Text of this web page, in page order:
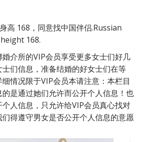
高 168，同意找中国伴侣.Russian
168.
介所的VIP会员享受更多女士们好几
们信息，准备结婚的好女士们在等
情况限于VIP会员本请注意：本栏目
是通过她们允许而公开个人信息！也
人信息，只允许给VIP会员真心找对
得遵守男女是否公开个人信息的意愿